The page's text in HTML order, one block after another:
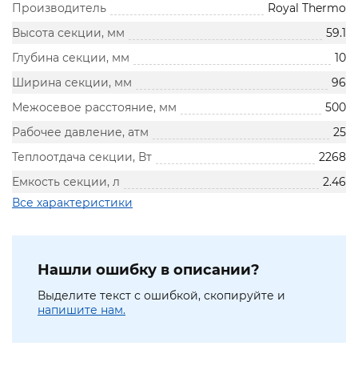
Производитель
Royal Thermo
Высота секции, мм
59.1
Глубина секции, мм
10
Ширина секции, мм
96
Межосевое расстояние, мм
500
Рабочее давление, атм
25
Теплоотдача секции, Вт
2268
Емкость секции, л
2.46
Все характеристики
Нашли ошибку в описании?
Выделите текст с ошибкой, скопируйте и
напишите нам.